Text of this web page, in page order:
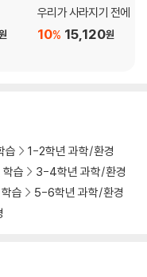
우리가 사라지기 전에
15,120원
10%
습
1-2학년 과학/환경
습
3-4학년 과학/환경
습
5-6학년 과학/환경